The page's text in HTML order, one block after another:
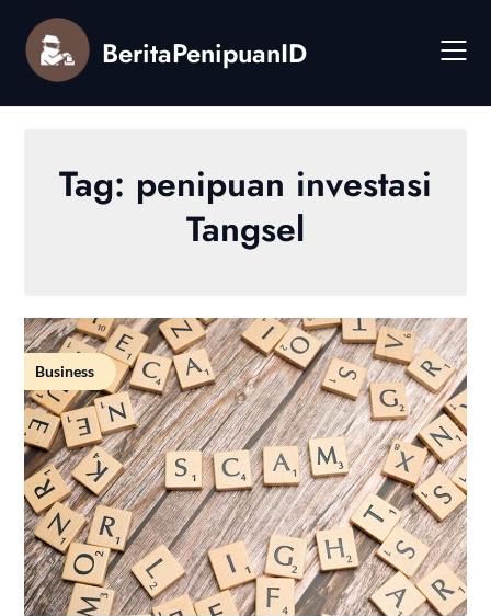
content
BeritaPenipuanID
Tag: penipuan investasi
Tangsel
Business